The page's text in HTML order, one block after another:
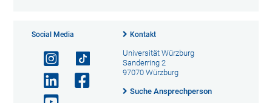
Social Media Kontakt
Universität Würzburg
Sanderring 2
97070 Würzburg
Suche Ansprechperson